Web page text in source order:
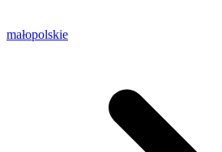
małopolskie